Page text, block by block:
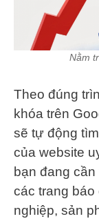
Nằm
Theo đúng
khóa trên
sẽ tự động
của website
bạn đang cần
các trang báo
nghiệp, sản